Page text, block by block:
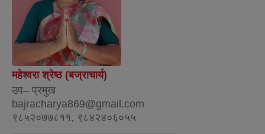
महेश्वरा श्रेष्ठ (बज्राचार्य)
उप– प्रमुख
bajracharya869@gmail.com
९८५२०७७८११, ९८४२४०६०५५